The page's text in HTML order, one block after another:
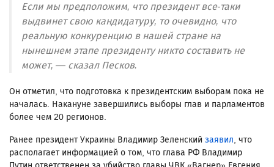
Если мы предположим, что президент все-таки
выдвинет свою кандидатуру, то очевидно, что
реальную конкуренцию в нашей стране на
нынешнем этапе президенту никто составить не
может, — сказал Песков.
Он отметил, что подготовка к президентским выборам пока не
началась. Накануне завершились выборы глав и парламентов
более чем 20 регионов.
Ранее президент Украины Владимир Зеленский заявил, что
располагает информацией о том, что глава РФ Владимир